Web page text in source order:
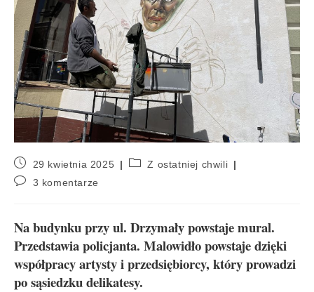
29 kwietnia 2025
Z ostatniej chwili
3 komentarze
Na budynku przy ul. Drzymały powstaje mural.
Przedstawia policjanta. Malowidło powstaje dzięki
współpracy artysty i przedsiębiorcy, który prowadzi
po sąsiedzku delikatesy.